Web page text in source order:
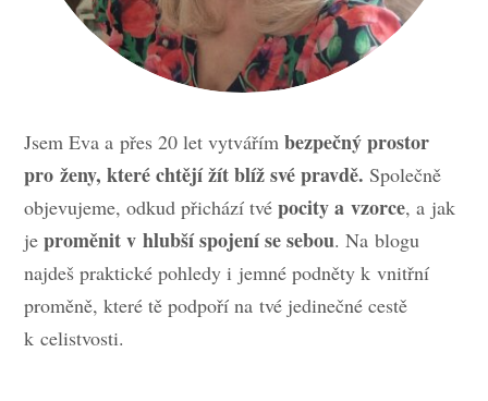
Jsem Eva a přes 20 let vytvářímbezpečný prostor
pro ženy, které chtějí žít blíž své pravdě. Společně
objevujeme, odkud přichází tvépocity a vzorce, a jak
jeproměnit v hlubší spojení se sebou. Na blogu
najdeš praktické pohledy i jemné podněty k vnitřní
proměně, které tě podpoří na tvé jedinečné cestě
k celistvosti.